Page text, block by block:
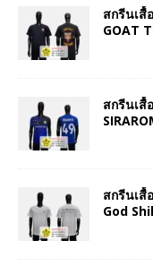
สกรีนเสื้
GOAT
สกรีนเสื้
สกรีนเสื้
God